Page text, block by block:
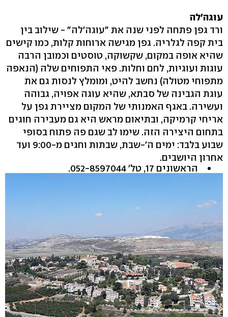
עוגה'לה
ורד גפן פתחה לפני שנה את "עוגה'לה" - שילוב בין
בית קפה לגלריה. גפן מגישה ארוחות קלות, כמו קישים
שהיא אופה במקום, שקשוקה, טוסטים וכמובן הרבה
עוגות ועוגיות, לחם וחלות. פאי התפוחים שלה (הנאפה
מתפוחי מטולה) נחשב להיט, ומומלץ לנסות גם את
עוגת הגבינה של סבתא, שהיא עוגה אפויה, גבוהה
ועשירה. באגף האמנותי של המקום מציירת גפן על
אריחי קרמיקה, ובתיאום מראש היא גם מעבירה חוגים
בתחום היצירה הזה. שימו לב שגם פה פתוח בסופי
שבוע בלבד: ימים ה‭-'‬שבת, שבתות וחגים מ‭9:00-‬ ועד
אחרון היושבים.
הראשונים ‭,17‬ טל' ‭.052-8597044‬